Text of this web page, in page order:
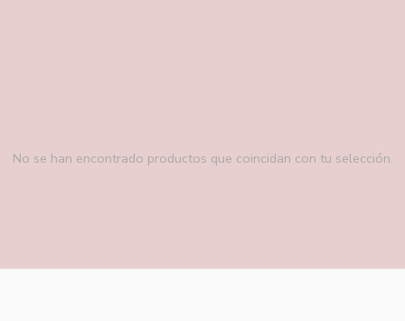
No se han encontrado productos que coincidan con tu selección.